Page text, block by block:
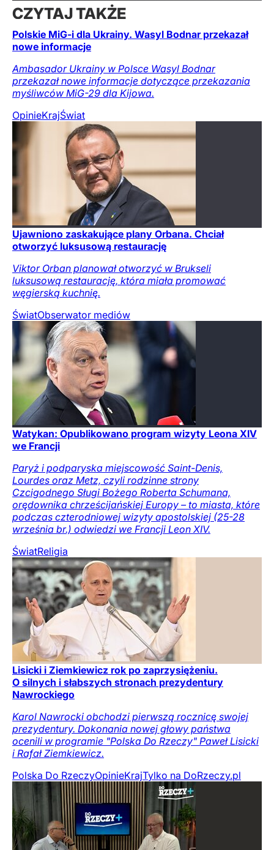
CZYTAJ TAKŻE
Polskie MiG-i dla Ukrainy. Wasyl Bodnar przekazał
nowe informacje
Ambasador Ukrainy w Polsce Wasyl Bodnar
przekazał nowe informacje dotyczące przekazania
myśliwców MiG-29 dla Kijowa.
OpinieKrajŚwiat
Ujawniono zaskakujące plany Orbana. Chciał
otworzyć luksusową restaurację
Viktor Orban planował otworzyć w Brukseli
luksusową restaurację, która miała promować
węgierską kuchnię.
ŚwiatObserwator mediów
Watykan: Opublikowano program wizyty Leona XIV
we Francji
Paryż i podparyska miejscowość Saint-Denis,
Lourdes oraz Metz, czyli rodzinne strony
Czcigodnego Sługi Bożego Roberta Schumana,
orędownika chrześcijańskiej Europy – to miasta, które
podczas czterodniowej wizyty apostolskiej (25-28
września br.) odwiedzi we Francji Leon XIV.
ŚwiatReligia
Lisicki i Ziemkiewicz rok po zaprzysiężeniu.
O silnych i słabszych stronach prezydentury
Nawrockiego
Karol Nawrocki obchodzi pierwszą rocznicę swojej
prezydentury. Dokonania nowej głowy państwa
ocenili w programie "Polska Do Rzeczy" Paweł Lisicki
i Rafał Ziemkiewicz.
Polska Do RzeczyOpinieKrajTylko na DoRzeczy.pl